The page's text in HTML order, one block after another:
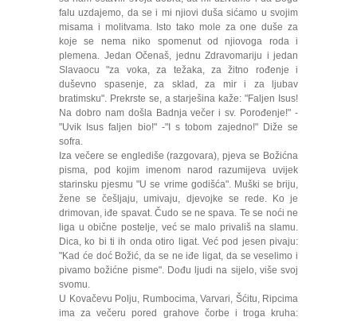
falu uzdajemo, da se i mi njiovi duša sićamo u svojim
misama i molitvama. Isto tako mole za one duše za
koje se nema niko spo­menut od njiovoga roda i
plemena. Jedan Očenaš, jednu Zdravomariju i jedan
Slavaocu "za voka, za težaka, za žitno rođenje i
duševno spasenje, za sklad, za mir i za ljubav
bratimsku". Prekrste se, a starješina kaže: "Faljen Isus!
Na dobro nam došla Badnja večer i sv. Porođenje!" -
"Uvik Isus faljen bio!" -"I s tobom zajedno!" Diže se
sofra.
Iza večere se englediše (razgovara), pjeva se Božićna
pisma, pod kojim imenom narod razumijeva uvijek
starinsku pjesmu "U se vrime godišća". Muški se briju,
žene se češljaju, umivaju, djevojke se rede. Ko je
drimovan, iđe spavat. Čudo se ne spava. Te se noći ne
liga u obične postelje, već se malo privališ na slamu.
Dica, ko bi ti ih onda otiro ligat. Već pod jesen pivaju:
"Kad će doć Božić, da se ne iđe ligat, da se veselimo i
pivamo božićne pisme". Dođu ljudi na sijelo, više svoj
svomu.
U Kovačevu Polju, Rumbocima, Varvari, Šćitu, Ripcima
ima za večeru pored grahove čorbe i troga kruha: